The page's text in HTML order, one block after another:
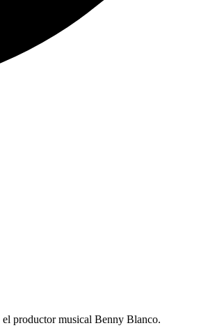
el productor musical Benny Blanco.